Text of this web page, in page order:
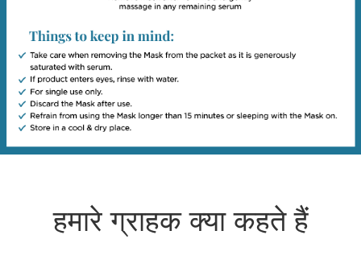
हमारे ग्राहक क्या कहते हैं